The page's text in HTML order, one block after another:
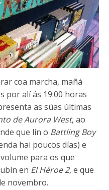
coa marcha, mañá
por alí ás 19:00 horas
as súas últimas
de Aurora West, ao
que lin o Battling Boy
hai poucos días) e
para os que
en El Héroe 2, e que
novembro.